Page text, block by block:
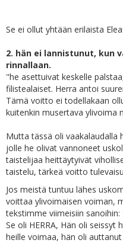
Se ei ollut yhtään erilaista
2. hän ei lannistunut, kun
rinnallaan.
"he asettuivat keskelle
filistealaiset. Herra antoi
Tämä voitto ei todellakaan
kuitenkin musertava ylivoima
Mutta tässä oli vaakalaudalla
jolle he olivat vannoneet
taistelijaa heittäytyivät
taistelu, tärkeä voitto
Jos meistä tuntuu lähes
voittaa ylivoimaisen voiman,
tekstimme viimeisiin sanoihin:
Se oli HERRA, Hän oli seissyt
heille voimaa, hän oli